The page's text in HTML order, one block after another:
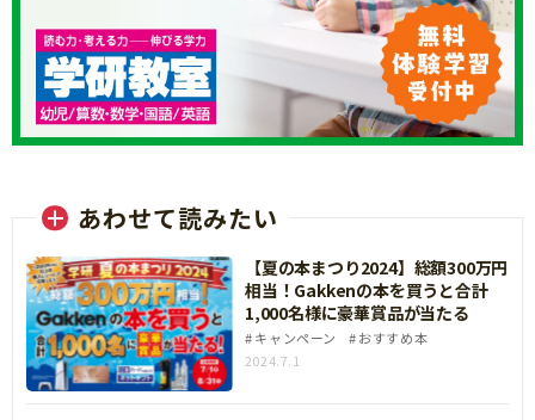
あわせて読みたい
【夏の本まつり2024】総額300万円
相当！Gakkenの本を買うと合計
1,000名様に豪華賞品が当たる
キャンペーン
おすすめ本
2024.7.1